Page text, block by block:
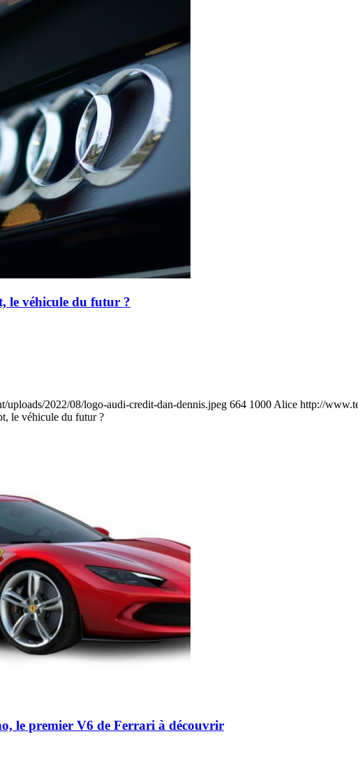
le véhicule du futur ?
uploads/2022/08/logo-audi-credit-dan-dennis.jpeg 664 1000 Alice http://
le véhicule du futur ?
le premier V6 de Ferrari à découvrir